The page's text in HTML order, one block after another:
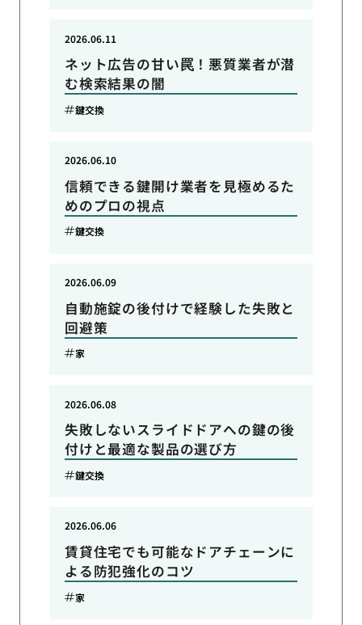
ネット広告の甘い罠！悪質業者が潜
む検索結果の闇
2026.06.11
鍵交換
信頼できる鍵開け業者を見極めるた
めのプロの視点
2026.06.10
鍵交換
自動施錠の後付けで経験した失敗と
回避策
2026.06.09
家
失敗しないスライドドアへの鍵の後
付けと最適な製品の選び方
2026.06.08
鍵交換
賃貸住宅でも可能なドアチェーンに
よる防犯強化のコツ
2026.06.06
家